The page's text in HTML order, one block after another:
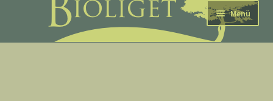
navigációhoz
tartalomba
Menü